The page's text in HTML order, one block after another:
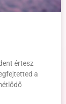
értesz
a